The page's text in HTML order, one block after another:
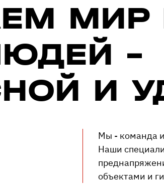
МИР
-
И
Мы - команда
Наши
объектами и